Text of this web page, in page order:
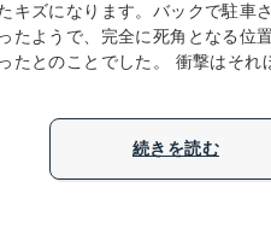
キズになります。バックで駐車
たようで、完全に死角となる位
たとのことでした。 衝撃はそれ
続きを読む